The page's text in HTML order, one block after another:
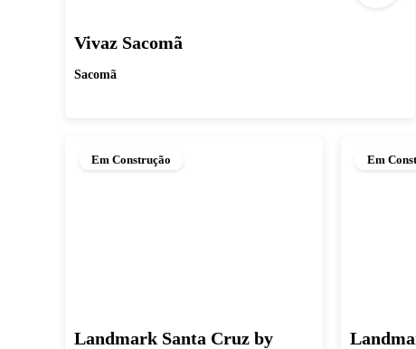
Vivaz Sacomã
Sacomã
Em Construção
Landmark Santa Cruz by
Em